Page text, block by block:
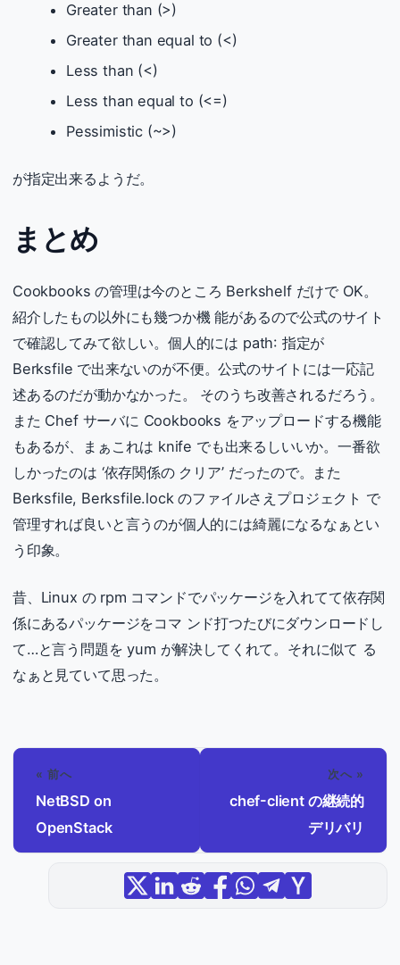
Greater than (>)
Greater than equal to (<)
Less than (<)
Less than equal to (<=)
Pessimistic (~>)
が指定出来るようだ。
まとめ
Cookbooks の管理は今のところ Berkshelf だけで OK。
紹介したもの以外にも幾つか機 能があるので公式のサイト
で確認してみて欲しい。個人的には path: 指定が
Berksfile で出来ないのが不便。公式のサイトには一応記
述あるのだが動かなかった。 そのうち改善されるだろう。
また Chef サーバに Cookbooks をアップロードする機能
もあるが、まぁこれは knife でも出来るしいいか。一番欲
しかったのは ‘依存関係の クリア’ だったので。また
Berksfile, Berksfile.lock のファイルさえプロジェクト で
管理すれば良いと言うのが個人的には綺麗になるなぁとい
う印象。
昔、Linux の rpm コマンドでパッケージを入れてて依存関
係にあるパッケージをコマ ンド打つたびにダウンロードし
て…と言う問題を yum が解決してくれて。それに似て る
なぁと見ていて思った。
« 前へ
NetBSD on
OpenStack
次へ »
chef-client の継続的
デリバリ